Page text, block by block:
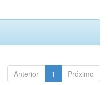
Anterior 1 Próximo